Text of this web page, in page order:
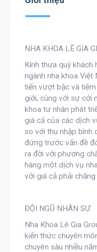
NHA KHOA LÊ GIA
Kính thưa quý khách
ngành nha khoa
tiến vượt bậc và
giới, cùng với sự cởi
khoa tư nhân phát
giá cả của các dịch
so với thu nhập bình
đứng trước vấn đề
ra đời với phương
hàng một dịch vụ
với giá cả phải
ĐỘI NGŨ NHÂN SỰ
Nha Khoa Lê Gia
kiến thức chuyên
chuyên sâu nhiều